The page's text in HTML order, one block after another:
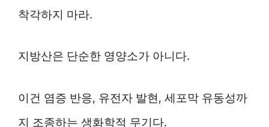
착각하지 마라.
지방산은 단순한 영양소가 아니다.
이건 염증 반응, 유전자 발현, 세포막 유동성까
지 조종하는 생화학적 무기다.